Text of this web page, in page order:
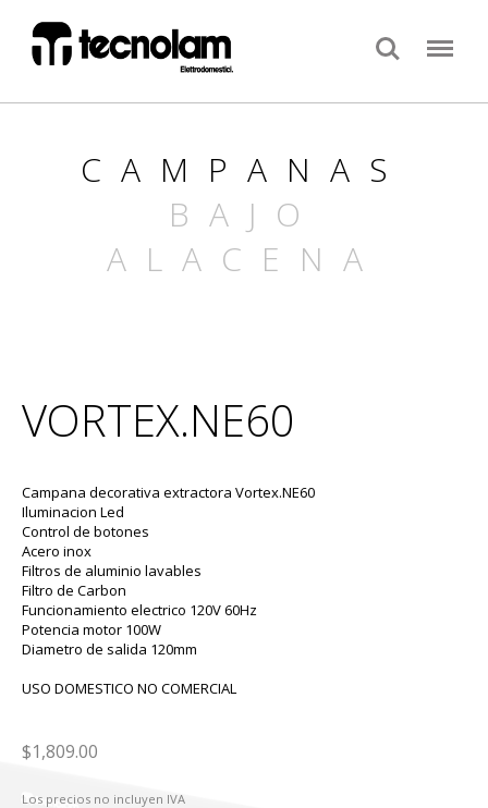
Search Menu
CAMPANAS
BAJO
ALACENA
VORTEX.NE60
Campana decorativa extractora Vortex.NE60
Iluminacion Led
Control de botones
Acero inox
Filtros de aluminio lavables
Filtro de Carbon
Funcionamiento electrico 120V 60Hz
Potencia motor 100W
Diametro de salida 120mm
USO DOMESTICO NO COMERCIAL
$1,809.00
Los precios no incluyen IVA